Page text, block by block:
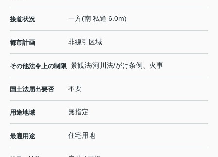
接道状況 一方(南 私道 6.0m)
都市計画 非線引区域
その他法令上の制限 景観法/河川法/がけ条例、火事
国土法届出要否 不要
用途地域 無指定
最適用途 住宅用地